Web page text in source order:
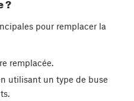
?
pour remplacer la
remplacée.
utilisant un type de buse